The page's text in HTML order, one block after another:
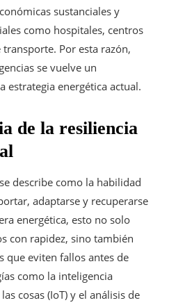
sustanciales y
como hospitales, centros
Por esta razón,
se vuelve un
estrategia energética actual.
de la resiliencia
se describe como la habilidad
adaptarse y recuperarse
energética, esto no solo
con rapidez, sino también
que eviten fallos antes de
como la inteligencia
cosas (IoT) y el análisis de